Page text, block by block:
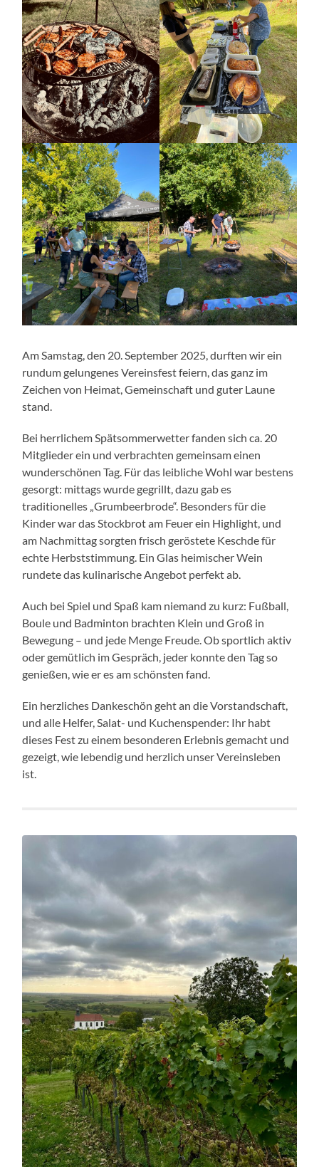
Am Samstag, den 20. September 2025, durften wir ein
rundum gelungenes Vereinsfest feiern, das ganz im
Zeichen von Heimat, Gemeinschaft und guter Laune
stand.
Bei herrlichem Spätsommerwetter fanden sich ca. 20
Mitglieder ein und verbrachten gemeinsam einen
wunderschönen Tag. Für das leibliche Wohl war bestens
gesorgt: mittags wurde gegrillt, dazu gab es
traditionelles „Grumbeerbrode“. Besonders für die
Kinder war das Stockbrot am Feuer ein Highlight, und
am Nachmittag sorgten frisch geröstete Keschde für
echte Herbststimmung. Ein Glas heimischer Wein
rundete das kulinarische Angebot perfekt ab.
Auch bei Spiel und Spaß kam niemand zu kurz: Fußball,
Boule und Badminton brachten Klein und Groß in
Bewegung – und jede Menge Freude. Ob sportlich aktiv
oder gemütlich im Gespräch, jeder konnte den Tag so
genießen, wie er es am schönsten fand.
Ein herzliches Dankeschön geht an die Vorstandschaft,
und alle Helfer, Salat- und Kuchenspender: Ihr habt
dieses Fest zu einem besonderen Erlebnis gemacht und
gezeigt, wie lebendig und herzlich unser Vereinsleben
ist.